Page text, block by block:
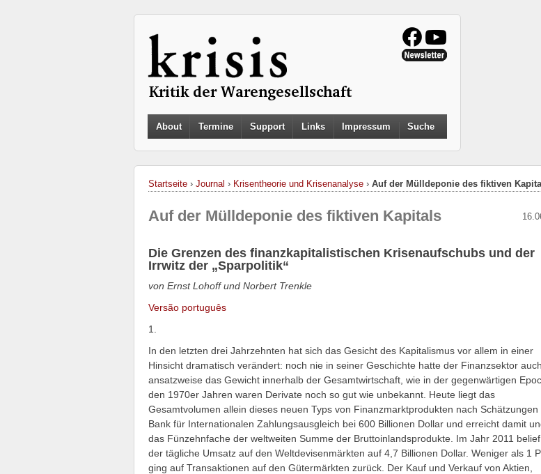
About Termine Support Links Impressum Suche
Startseite › Journal › Krisentheorie und Krisenanalyse › Auf der Mülldeponie des fiktiven
Auf der Mülldeponie des fiktiven Kapitals
Die Grenzen des finanzkapitalistischen Krisenaufschubs und der
Irrwitz der „Sparpolitik“
von Ernst Lohoff und Norbert Trenkle
Versão português
1.
In den letzten drei Jahrzehnten hat sich das Gesicht des Kapitalismus vor allem in einer
Hinsicht dramatisch verändert: noch nie in seiner Geschichte hatte der Finanzsektor
ansatzweise das Gewicht innerhalb der Gesamtwirtschaft, wie in der gegenwärtigen
den 1970er Jahren waren Derivate noch so gut wie unbekannt. Heute liegt das
Gesamtvolumen allein dieses neuen Typs von Finanzmarktprodukten nach Schätzungen
Bank für Internationalen Zahlungsausgleich bei 600 Billionen Dollar und erreicht damit
das Fünzehnfache der weltweiten Summe der Bruttoinlandsprodukte. Im Jahr 2011
der tägliche Umsatz auf den Weltdevisenmärkten auf 4,7 Billionen Dollar. Weniger als 1
ging auf Transaktionen auf den Gütermärkten zurück. Der Kauf und Verkauf von Aktien,